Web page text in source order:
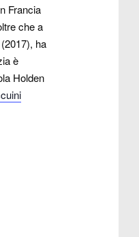
Francia
che a
ha
è
Holden